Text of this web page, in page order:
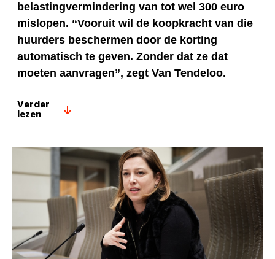
belastingvermindering van tot wel 300 euro
mislopen. “Vooruit wil de koopkracht van die
huurders beschermen door de korting
automatisch te geven. Zonder dat ze dat
moeten aanvragen”, zegt Van Tendeloo.
Verder
lezen